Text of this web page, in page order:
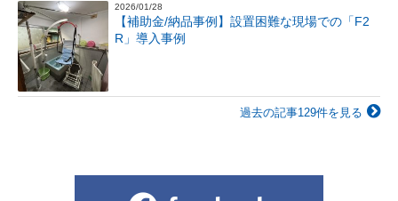
2026/01/28
【補助金/納品事例】設置困難な現場での「F2
R」導入事例
過去の記事129件を見る